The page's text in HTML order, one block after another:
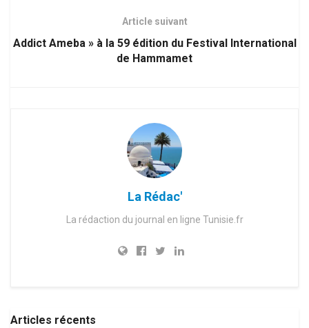
Article suivant
Addict Ameba » à la 59 édition du Festival International
de Hammamet
La Rédac'
La rédaction du journal en ligne Tunisie.fr
Articles récents